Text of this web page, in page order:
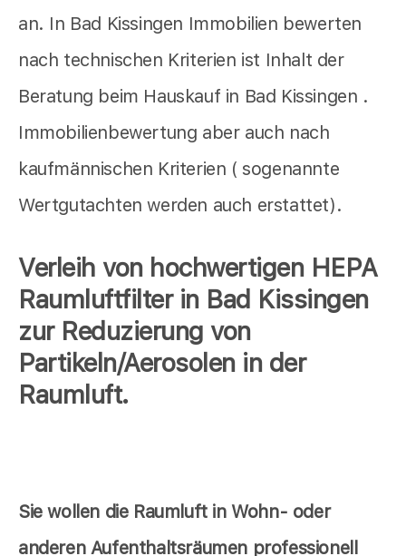
an. In Bad Kissingen Immobilien bewerten
nach technischen Kriterien ist Inhalt der
Beratung beim Hauskauf in Bad Kissingen .
Immobilienbewertung aber auch nach
kaufmännischen Kriterien ( sogenannte
Wertgutachten werden auch erstattet).
Verleih von hochwertigen HEPA
Raumluftfilter in Bad Kissingen
zur Reduzierung von
Partikeln/Aerosolen in der
Raumluft.
Sie wollen die Raumluft in Wohn- oder
anderen Aufenthaltsräumen professionell